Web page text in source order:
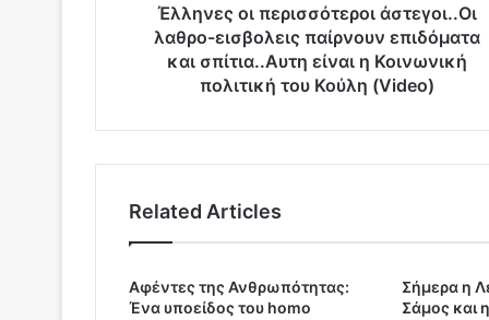
τ
ρ
ο
ά
σ
Έλληνες οι περισσότεροι άστεγοι..Οι
λαθρο-εισβολεις παίρνουν επιδόματα
και σπίτια..Αυτη είναι η Κοινωνική
πολιτική του Κούλη (Video)
Related Articles
Αφέντες της Ανθρωπότητας:
Ένα υποείδος του homo
Σήμερα η
Σάμος και